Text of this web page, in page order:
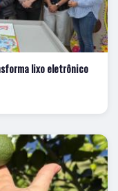
lixo eletrônico